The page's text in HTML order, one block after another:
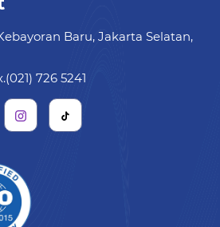
Baru, Jakarta Selatan,
726 5241